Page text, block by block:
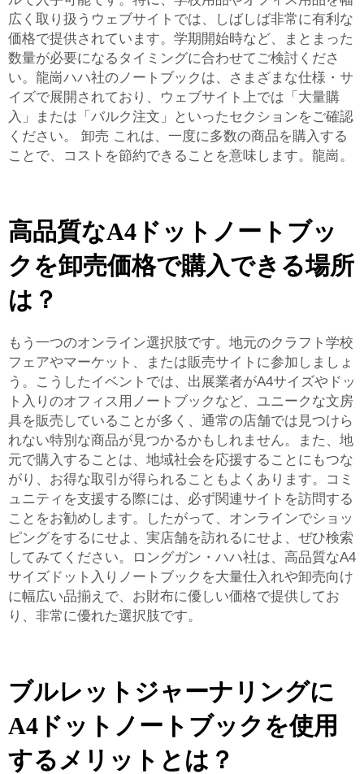
広く取り扱うウェブサイトでは、しばしば非常に有利な
価格で提供されています。学期開始時など、まとまった
数量が必要になるタイミングに合わせてご検討くださ
い。龍崗ハハ社のノートブックは、さまざまな仕様・サ
イズで展開されており、ウェブサイト上では「大量購
入」または「バルク注文」といったセクションをご確認
ください。 卸売 これは、一度に多数の商品を購入する
ことで、コストを節約できることを意味します。龍崗。
高品質なA4ドットノートブッ
クを卸売価格で購入できる場所
は？
もう一つのオンライン選択肢です。地元のクラフト学校
フェアやマーケット、または販売サイトに参加しましょ
う。こうしたイベントでは、出展業者がA4サイズやドッ
ト入りのオフィス用ノートブックなど、ユニークな文房
具を販売していることが多く、通常の店舗では見つけら
れない特別な商品が見つかるかもしれません。また、地
元で購入することは、地域社会を応援することにもつな
がり、お得な取引が得られることもよくあります。コミ
ュニティを支援する際には、必ず関連サイトを訪問する
ことをお勧めします。したがって、オンラインでショッ
ピングをするにせよ、実店舗を訪れるにせよ、ぜひ検索
してみてください。ロングガン・ハハ社は、高品質なA4
サイズドット入りノートブックを大量仕入れや卸売向け
に幅広い品揃えで、お財布に優しい価格で提供してお
り、非常に優れた選択肢です。
ブルレットジャーナリングに
A4ドットノートブックを使用
するメリットとは？